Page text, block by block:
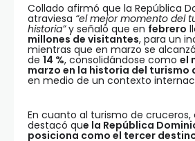
Collado afirmó que la República
atraviesa “el mejor momento del
historia”y señaló que en febrero
millones de visitantes, para un
mientras que en marzo se
de 14 %, consolidándose como el
marzo en la historia del turismo
en medio de un contexto
En cuanto al turismo de cruceros,
destacó que la República
posiciona como el tercer